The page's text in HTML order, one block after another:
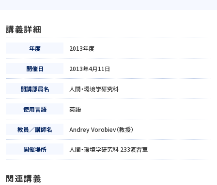
講義詳細
年度 2013年度
開催日 2013年4月11日
開講部局名 人間・環境学研究科
使用言語 英語
教員／講師名 Andrey Vorobiev（教授）
開催場所 人間・環境学研究科 233演習室
関連講義